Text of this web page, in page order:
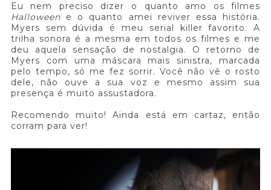
Eu nem preciso dizer o quanto amo os filmes
Halloweene o quanto amei reviver essa história.
Myers sem dúvida é meu serial killer favorito. A
trilha sonora é a mesma em todos os filmes e me
deu aquela sensação de nostalgia. O retorno de
Myers com uma máscara mais sinistra, marcada
pelo tempo, só me fez sorrir. Você não vê o rosto
dele, não ouve a sua voz e mesmo assim sua
presença é muito assustadora.
Recomendo muito! Ainda está em cartaz, então
corram para ver!